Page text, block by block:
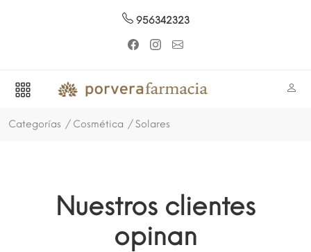
956342323
Categorías Cosmética Solares
Nuestros clientes
opinan